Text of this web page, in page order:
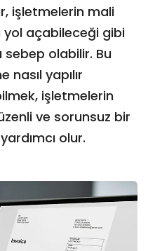
işletmelerin mali
yol açabileceği gibi
sebep olabilir. Bu
yapılır
işletmelerin
ve sorunsuz bir
olur.